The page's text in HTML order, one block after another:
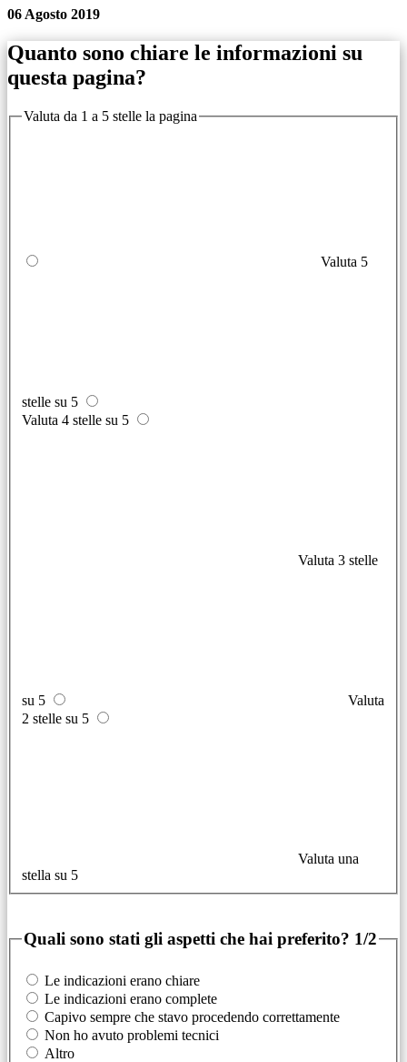
06 Agosto 2019
Quanto sono chiare le informazioni su
questa pagina?
Valuta da 1 a 5 stelle la pagina
Valuta 5
stelle su 5
Valuta 4 stelle su 5
Valuta 3 stelle
su 5
Valuta
2 stelle su 5
Valuta una
stella su 5
Quali sono stati gli aspetti che hai preferito? 1/2
Le indicazioni erano chiare
Le indicazioni erano complete
Capivo sempre che stavo procedendo correttamente
Non ho avuto problemi tecnici
Altro